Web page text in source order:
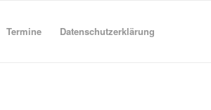
Termine Datenschutzerklärung